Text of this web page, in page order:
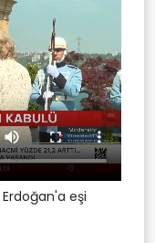
eşi